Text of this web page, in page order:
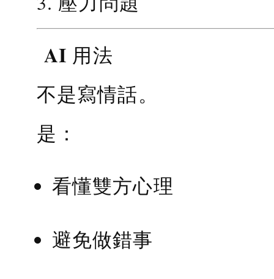
AI 用法
不是寫情話。
是：
看懂雙方心理
避免做錯事